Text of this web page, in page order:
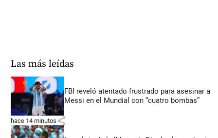
Las más leídas
FBI reveló atentado frustrado para asesinar a
Messi en el Mundial con “cuatro bombas”
hace 14 minutos share